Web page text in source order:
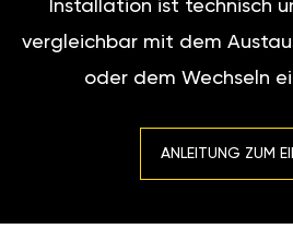
Installation ist technisch
vergleichbar mit dem
oder dem Wechseln
ANLEITUNG ZUM